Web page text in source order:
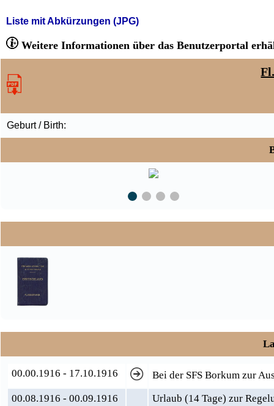
Liste mit Abkürzungen (JPG)
Weitere Informationen über das Benutzerportal
Geburt / Birth:
00.00.1916 - 17.10.1916
Bei der SFS Borkum zur
00.08.1916 - 00.09.1916
Urlaub (14 Tage) zur